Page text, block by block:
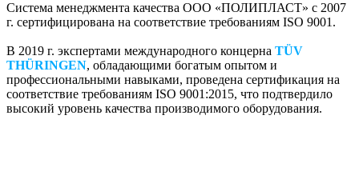
Система менеджмента качества ООО «ПОЛИПЛАСТ» с 2007
г. сертифицирована на соответствие требованиям ISO 9001.
В 2019 г. экспертами международного концерна TÜV
THÜRINGEN, обладающими богатым опытом и
профессиональными навыками, проведена сертификация на
соответствие требованиям ISO 9001:2015, что подтвердило
высокий уровень качества производимого оборудования.